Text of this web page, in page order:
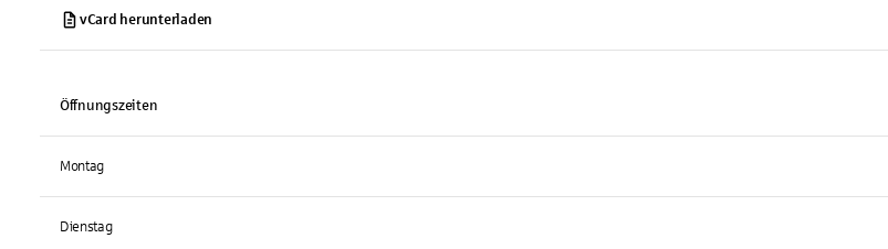
vCard herunterladen
Öffnungszeiten
Montag
Dienstag